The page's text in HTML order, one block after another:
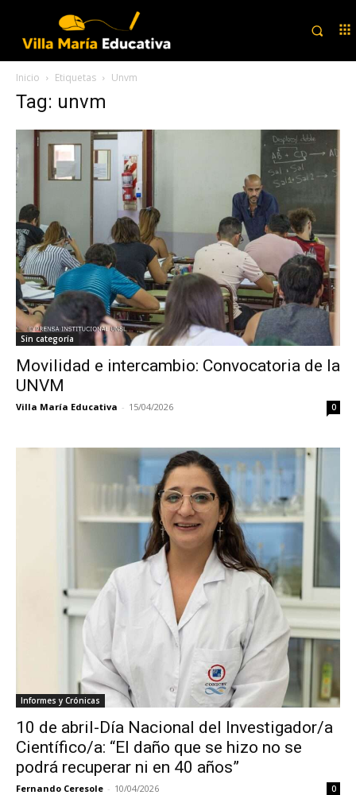
Inicio Etiquetas Unvm
Tag: unvm
Sin categoría
Movilidad e intercambio: Convocatoria de la
UNVM
Villa María Educativa - 15/04/2026 0
Informes y Crónicas
10 de abril-Día Nacional del Investigador/a
Científico/a: “El daño que se hizo no se
podrá recuperar ni en 40 años”
Fernando Ceresole - 10/04/2026 0